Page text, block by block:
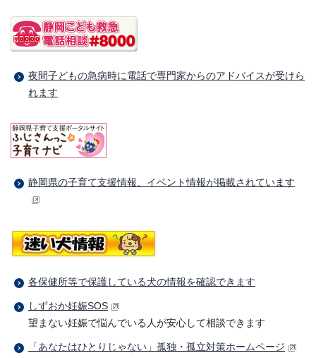
夜間子どもの急病時に電話で専門家からのアドバイスが受けら
れます
静岡県の子育て支援情報、イベント情報が掲載されています
各保健所等で保護している犬の情報を確認できます
しずおか妊娠SOS
望まない妊娠で悩んでいる人が安心して相談できます
「あなたはひとりじゃない」孤独・孤立対策ホームページ